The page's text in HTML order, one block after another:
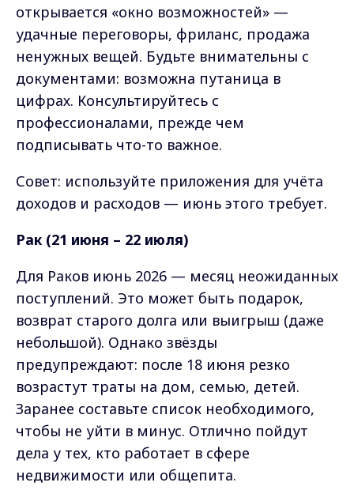
открывается «окно возможностей» —
удачные переговоры, фриланс, продажа
ненужных вещей. Будьте внимательны с
документами: возможна путаница в
цифрах. Консультируйтесь с
профессионалами, прежде чем
подписывать что-то важное.
Совет: используйте приложения для учёта
доходов и расходов — июнь этого требует.
Рак (21 июня – 22 июля)
Для Раков июнь 2026 — месяц неожиданных
поступлений. Это может быть подарок,
возврат старого долга или выигрыш (даже
небольшой). Однако звёзды
предупреждают: после 18 июня резко
возрастут траты на дом, семью, детей.
Заранее составьте список необходимого,
чтобы не уйти в минус. Отлично пойдут
дела у тех, кто работает в сфере
недвижимости или общепита.